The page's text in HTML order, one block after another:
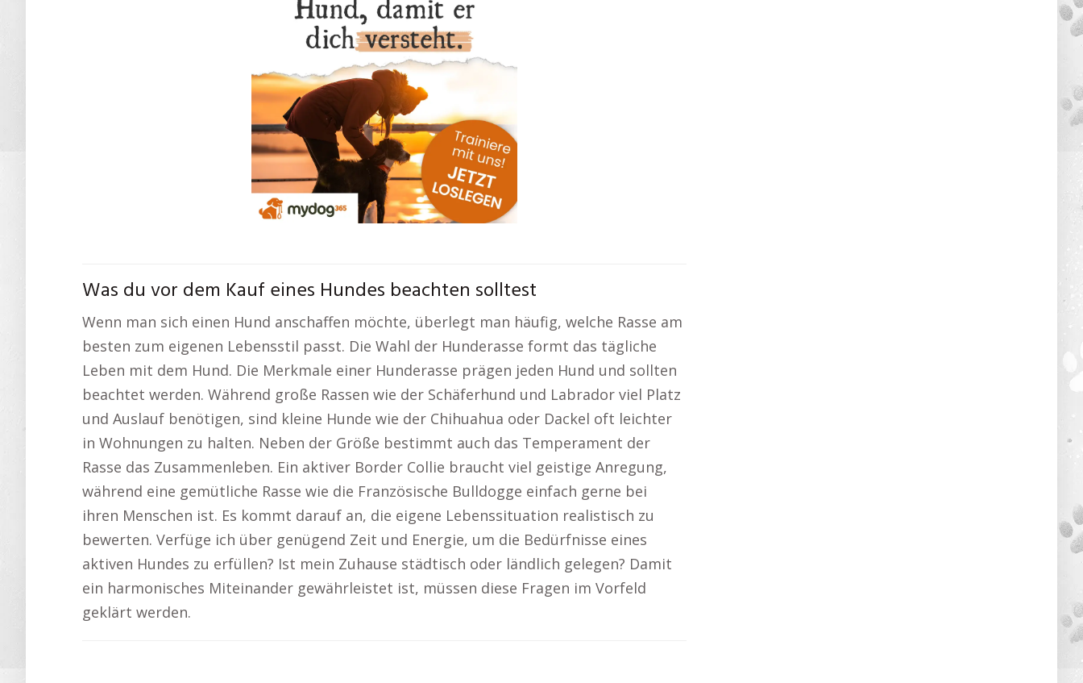
Was du vor dem Kauf eines Hundes beachten solltest
Wenn man sich einen Hund anschaffen möchte, überlegt man häufig, welche Rasse am
besten zum eigenen Lebensstil passt. Die Wahl der Hunderasse formt das tägliche
Leben mit dem Hund. Die Merkmale einer Hunderasse prägen jeden Hund und sollten
beachtet werden. Während große Rassen wie der Schäferhund und Labrador viel Platz
und Auslauf benötigen, sind kleine Hunde wie der Chihuahua oder Dackel oft leichter
in Wohnungen zu halten. Neben der Größe bestimmt auch das Temperament der
Rasse das Zusammenleben. Ein aktiver Border Collie braucht viel geistige Anregung,
während eine gemütliche Rasse wie die Französische Bulldogge einfach gerne bei
ihren Menschen ist. Es kommt darauf an, die eigene Lebenssituation realistisch zu
bewerten. Verfüge ich über genügend Zeit und Energie, um die Bedürfnisse eines
aktiven Hundes zu erfüllen? Ist mein Zuhause städtisch oder ländlich gelegen? Damit
ein harmonisches Miteinander gewährleistet ist, müssen diese Fragen im Vorfeld
geklärt werden.